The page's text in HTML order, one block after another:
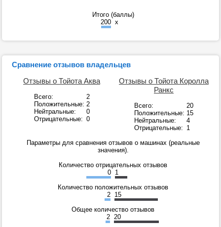
Итого (баллы)
200 x
Сравнение отзывов владельцев
Отзывы о Тойота Аква
Всего:
2
Положительные: 2
Нейтральные:
0
Отрицательные: 0
Отзывы о Тойота Королла
Ранкс
Всего:
20
Положительные: 15
Нейтральные:
4
Отрицательные: 1
Параметры для сравнения отзывов о машинах (реальные
значения).
Количество отрицательных отзывов
0 1
Количество положительных отзывов
2 15
Общее количество отзывов
2 20